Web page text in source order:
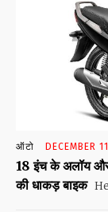
ऑटो DECEMBER
18 इंच के अलॉय
की धाकड़ बाइक